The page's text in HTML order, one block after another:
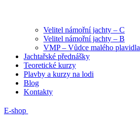
Velitel námořní jachty – C
Velitel námořní jachty – B
VMP – Vůdce malého plavidla
Jachtařské přednášky
Teoretické kurzy
Plavby a kurzy na lodi
Blog
Kontakty
E-shop